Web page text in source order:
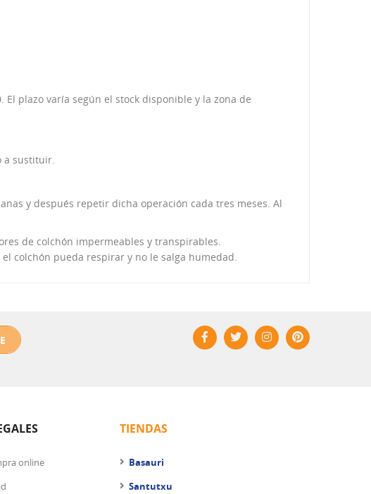
El plazo varía según el stock disponible y la zona de
a sustituir.
y después repetir dicha operación cada tres meses. Al
de colchón impermeables y transpirables.
colchón pueda respirar y no le salga humedad.
online
TIENDAS
Basauri
Santutxu